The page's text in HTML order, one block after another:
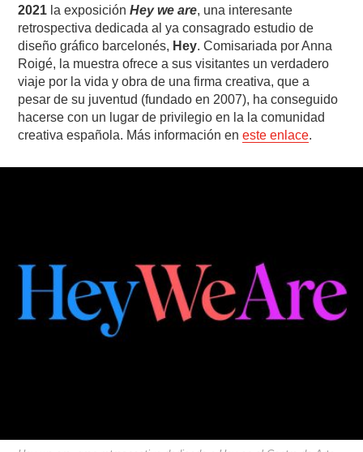
2021 la exposición Hey we are, una interesante
retrospectiva dedicada al ya consagrado estudio de
diseño gráfico barcelonés, Hey. Comisariada por Anna
Roigé, la muestra ofrece a sus visitantes un verdadero
viaje por la vida y obra de una firma creativa, que a
pesar de su juventud (fundado en 2007), ha conseguido
hacerse con un lugar de privilegio en la la comunidad
creativa española. Más información eneste enlace.